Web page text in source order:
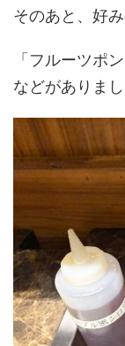
そのあと、好
「フルーツポ
などがありまし